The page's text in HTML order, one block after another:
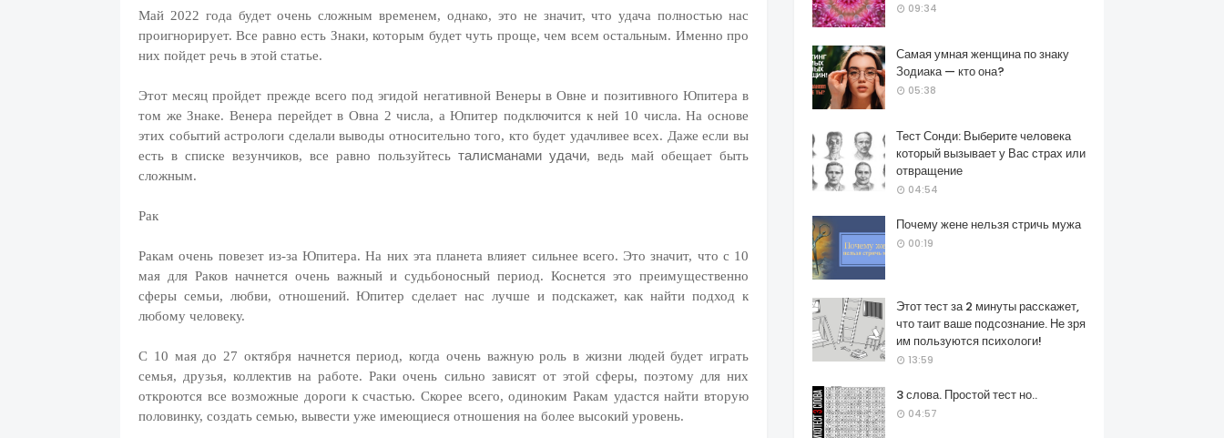
Май 2022 года будет очень сложным временем, однако, это не значит, что удача полностью нас
проигнорирует. Все равно есть Знаки, которым будет чуть проще, чем всем остальным. Именно про
них пойдет речь в этой статье.
Этот месяц пройдет прежде всего под эгидой негативной Венеры в Овне и позитивного Юпитера в
том же Знаке. Венера перейдет в Овна 2 числа, а Юпитер подключится к ней 10 числа. На основе
этих событий астрологи сделали выводы относительно того, кто будет удачливее всех. Даже если вы
есть в списке везунчиков, все равно пользуйтесь талисманами удачи, ведь май обещает быть
сложным.
Рак
Ракам очень повезет из-за Юпитера. На них эта планета влияет сильнее всего. Это значит, что с 10
мая для Раков начнется очень важный и судьбоносный период. Коснется это преимущественно
сферы семьи, любви, отношений. Юпитер сделает нас лучше и подскажет, как найти подход к
любому человеку.
С 10 мая до 27 октября начнется период, когда очень важную роль в жизни людей будет играть
семья, друзья, коллектив на работе. Раки очень сильно зависят от этой сферы, поэтому для них
откроются все возможные дороги к счастью. Скорее всего, одиноким Ракам удастся найти вторую
половинку, создать семью, вывести уже имеющиеся отношения на более высокий уровень.
09:34
Самая умная женщина по знаку
Зодиака — кто она?
05:38
Тест Сонди: Выберите человека
который вызывает у Вас страх или
отвращение
04:54
Почему жене нельзя стричь мужа
00:19
Этот тест за 2 минуты расскажет,
что таит ваше подсознание. Не зря
им пользуются психологи!
13:59
3 слова. Простой тест но..
04:57